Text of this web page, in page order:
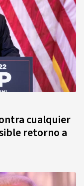
cualquier
retorno a